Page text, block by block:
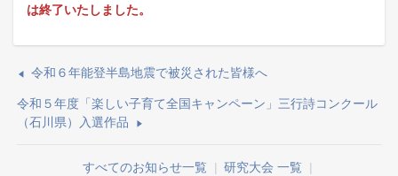
は終了いたしました。​
令和６年能登半島地震で被災された皆様へ
令和５年度「楽しい子育て全国キャンペーン」三行詩コンクール
（石川県）入選作品
すべてのお知らせ一覧 | 研究大会 一覧
|